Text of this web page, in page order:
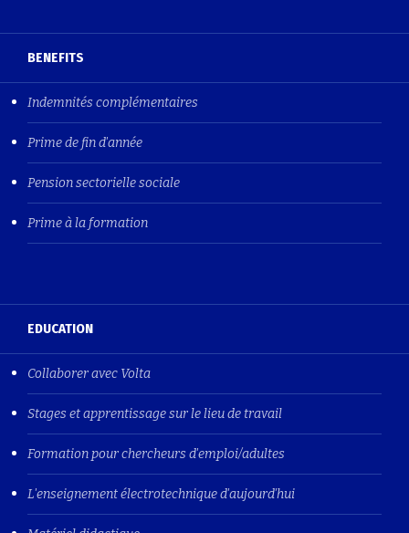
BENEFITS
Indemnités complémentaires
Prime de fin d'année
Pension sectorielle sociale
Prime à la formation
EDUCATION
Collaborer avec Volta
Stages et apprentissage sur le lieu de travail
Formation pour chercheurs d'emploi/adultes
L'enseignement électrotechnique d'aujourd'hui